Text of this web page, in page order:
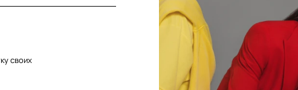
своих